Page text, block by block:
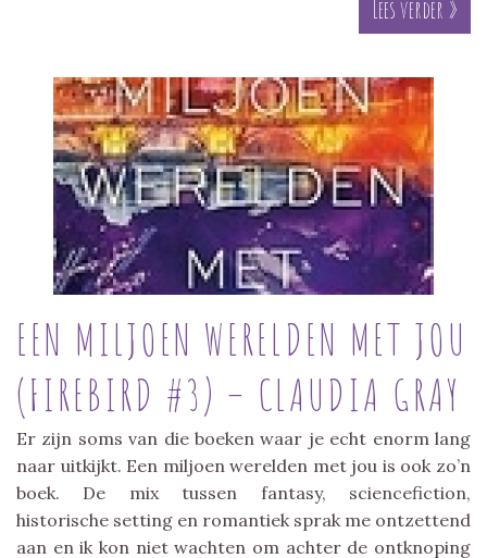
Lees verder »
EEN MILJOEN WERELDEN MET JOU
(FIREBIRD #3) – CLAUDIA GRAY
Er zijn soms van die boeken waar je echt enorm lang
naar uitkijkt. Een miljoen werelden met jou is ook zo’n
boek. De mix tussen fantasy, sciencefiction,
historische setting en romantiek sprak me ontzettend
aan en ik kon niet wachten om achter de ontknoping